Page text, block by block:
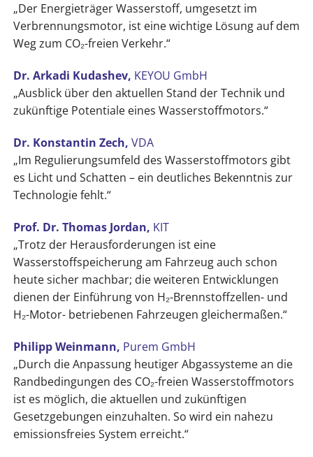
„Der Energieträger Wasserstoff, umgesetzt im
Verbrennungsmotor, ist eine wichtige Lösung auf dem
Weg zum CO₂-freien Verkehr.“
Dr. Arkadi Kudashev, KEYOU GmbH
„Ausblick über den aktuellen Stand der Technik und
zukünftige Potentiale eines Wasserstoffmotors.“
Dr. Konstantin Zech, VDA
„Im Regulierungsumfeld des Wasserstoffmotors gibt
es Licht und Schatten – ein deutliches Bekenntnis zur
Technologie fehlt.“
Prof. Dr. Thomas Jordan, KIT
„Trotz der Herausforderungen ist eine
Wasserstoffspeicherung am Fahrzeug auch schon
heute sicher machbar; die weiteren Entwicklungen
dienen der Einführung von H₂-Brennstoffzellen- und
H₂-Motor- betriebenen Fahrzeugen gleichermaßen.“
Philipp Weinmann, Purem GmbH
„Durch die Anpassung heutiger Abgassysteme an die
Randbedingungen des CO₂-freien Wasserstoffmotors
ist es möglich, die aktuellen und zukünftigen
Gesetzgebungen einzuhalten. So wird ein nahezu
emissionsfreies System erreicht.“